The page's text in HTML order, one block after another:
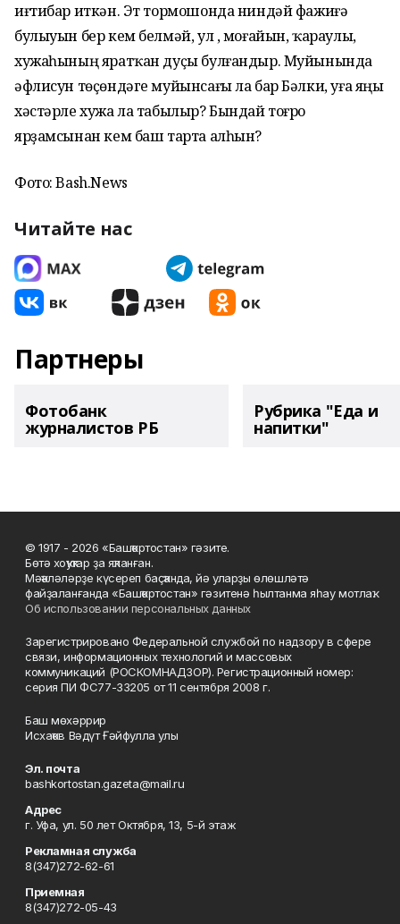
иғтибар иткән. Эт тормошонда ниндәй фажиғә
булыуын бер кем белмәй, ул , моғайын, ҡараулы,
хужаһының яратҡан дуҫы булғандыр. Муйынында
әфлисун төҫөндәге муйынсағы ла бар Бәлки, уға яңы
хәстәрле хужа ла табылыр? Бындай тоғро
ярҙамсынан кем баш тарта алһын?
Фото: Bash.News
Читайте нас
Партнеры
Фотобанк
журналистов РБ
Рубрика "Еда и
напитки"
© 1917 - 2026 «Башҡортостан» гәзите.
Бөтә хоҡуҡтар ҙа яҡланған.
Мәҡәләләрҙе күсереп баҫҡанда, йә уларҙы өлөшләтә
файҙаланғанда «Башҡортостан» гәзитенә һылтанма яһау мотлаҡ.
Об использовании персональных данных
Зарегистрировано Федеральной службой по надзору в сфере
связи, информационных технологий и массовых
коммуникаций (РОСКОМНАДЗОР). Регистрационный номер:
серия ПИ ФС77-33205 от 11 сентября 2008 г.
Баш мөхәррир
Исхаҡов Вәдүт Ғәйфулла улы
Эл. почта
bashkortostan.gazeta@mail.ru
Адрес
г. Уфа, ул. 50 лет Октября, 13, 5-й этаж
Рекламная служба
8(347)272-62-61
Приемная
8(347)272-05-43